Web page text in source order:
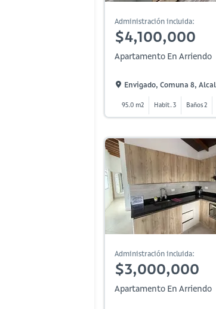
Administración incluida:
$4,100,000
Apartamento En Arriendo
Envigado, Comuna 8,
95.0 m2 Habit. 3 Baños 2
Administración incluida:
$3,000,000
Apartamento En Arriendo